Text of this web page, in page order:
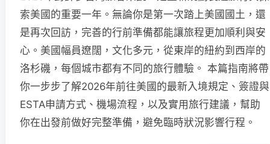
索美國的重要一年。無論你是第一次踏上美國國土，還
是再次回訪，完善的行前準備都能讓旅程更加順利與安
心。美國幅員遼闊，文化多元，從東岸的紐約到西岸的
洛杉磯，每個城市都有不同的旅行體驗。 本篇指南將帶
你一步步了解2026年前往美國的最新入境規定、簽證與
ESTA申請方式、機場流程，以及實用旅行建議，幫助
你在出發前做好完整準備，避免臨時狀況影響行程。